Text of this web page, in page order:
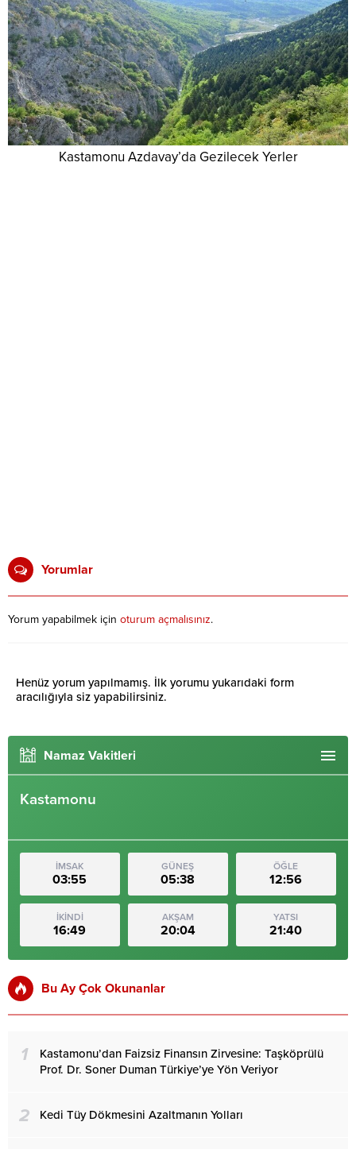
Kastamonu Azdavay’da Gezilecek Yerler
Yorumlar
Yorum yapabilmek için oturum açmalısınız.
Henüz yorum yapılmamış. İlk yorumu yukarıdaki form
aracılığıyla siz yapabilirsiniz.
Namaz Vakitleri
Kastamonu
İMSAK
03:55
GÜNEŞ
05:38
ÖĞLE
12:56
İKİNDİ
16:49
AKŞAM
20:04
YATSI
21:40
Bu Ay Çok Okunanlar
1
Kastamonu’dan Faizsiz Finansın Zirvesine: Taşköprülü
Prof. Dr. Soner Duman Türkiye’ye Yön Veriyor
2 Kedi Tüy Dökmesini Azaltmanın Yolları